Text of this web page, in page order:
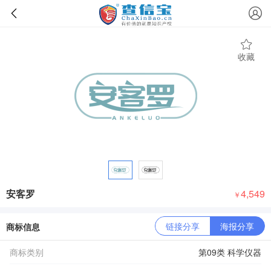
收藏
安客罗 ￥4,549
商标信息 链接分享 海报分享
商标类别
第09类 科学仪器